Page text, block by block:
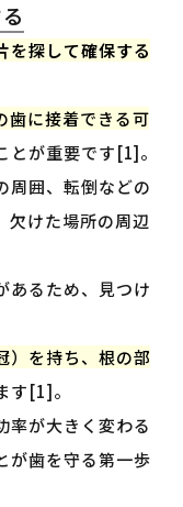
を探して確保する
歯に接着できる可
とが重要です[1]。
周囲、転倒などの
欠けた場所の周辺
あるため、見つけ
）を持ち、根の部
す[1]。
率が大きく変わる
が歯を守る第一歩